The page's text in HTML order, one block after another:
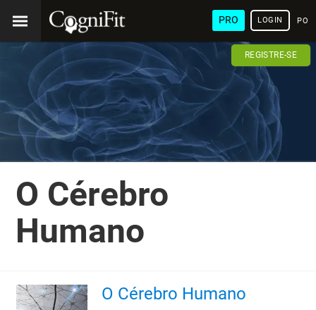
PRO LOGIN
REGISTRE-SE
O Cérebro
Humano
O Cérebro Humano